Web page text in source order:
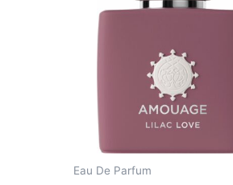
Eau De Parfum